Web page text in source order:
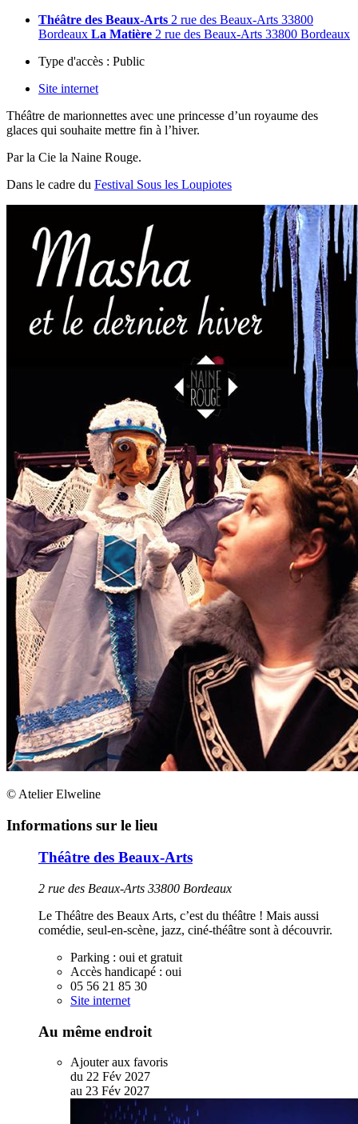
Théâtre des Beaux-Arts 2 rue des Beaux-Arts 33800
Bordeaux La Matière 2 rue des Beaux-Arts 33800 Bordeaux
Type d'accès : Public
Site internet
Théâtre de marionnettes avec une princesse d’un royaume des
glaces qui souhaite mettre fin à l’hiver.
Par la Cie la Naine Rouge.
Dans le cadre du Festival Sous les Loupiotes
© Atelier Elweline
Informations sur le lieu
Théâtre des Beaux-Arts
2 rue des Beaux-Arts 33800 Bordeaux
Le Théâtre des Beaux Arts, c’est du théâtre ! Mais aussi
comédie, seul-en-scène, jazz, ciné-théâtre sont à découvrir.
Parking : oui et gratuit
Accès handicapé : oui
05 56 21 85 30
Site internet
Au même endroit
Ajouter aux favoris
du 22 Fév 2027
au 23 Fév 2027